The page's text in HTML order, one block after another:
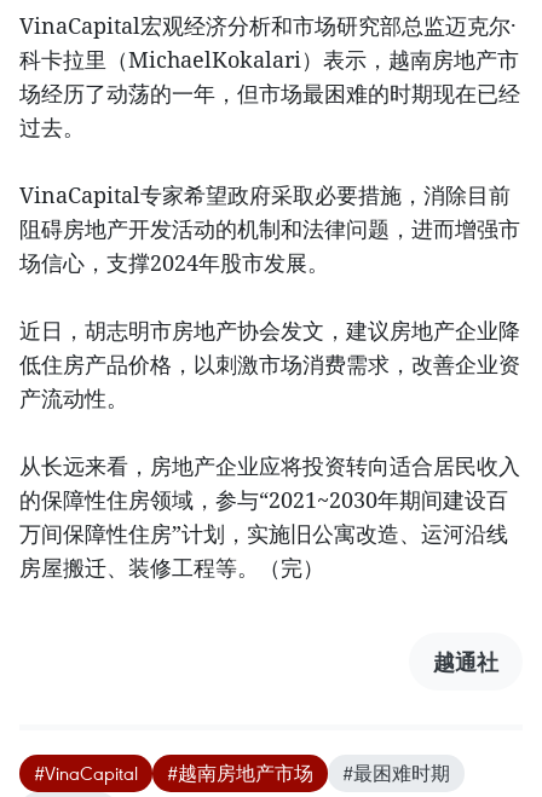
VinaCapital宏观经济分析和市场研究部总监迈克尔·
科卡拉里（MichaelKokalari）表示，越南房地产市
场经历了动荡的一年，但市场最困难的时期现在已经
过去。
VinaCapital专家希望政府采取必要措施，消除目前
阻碍房地产开发活动的机制和法律问题，进而增强市
场信心，支撑2024年股市发展。
近日，胡志明市房地产协会发文，建议房地产企业降
低住房产品价格，以刺激市场消费需求，改善企业资
产流动性。
从长远来看，房地产企业应将投资转向适合居民收入
的保障性住房领域，参与“2021~2030年期间建设百
万间保障性住房”计划，实施旧公寓改造、运河沿线
房屋搬迁、装修工程等。（完）
越通社
#VinaCapital #越南房地产市场
#最困难时期